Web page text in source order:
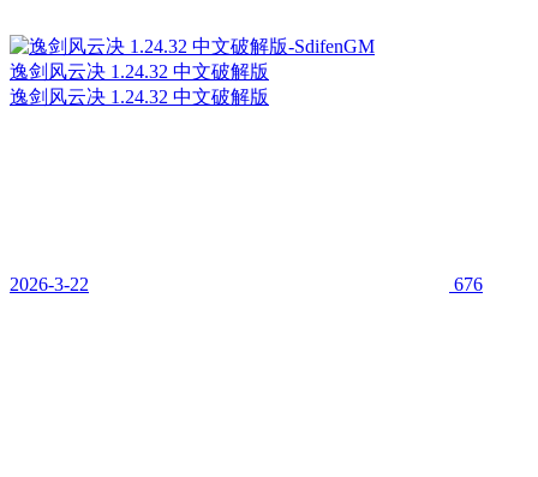
逸剑风云决 1.24.32 中文破解版
逸剑风云决 1.24.32 中文破解版
2026-3-22 676